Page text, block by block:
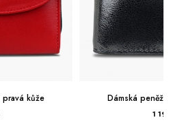
pravá kůže Dámská
1 199 Kč